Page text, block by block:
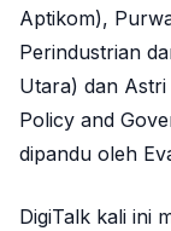
Aptikom),
Perindustrian
Utara) dan
Policy and
dipandu oleh
DigiTalk kali ini